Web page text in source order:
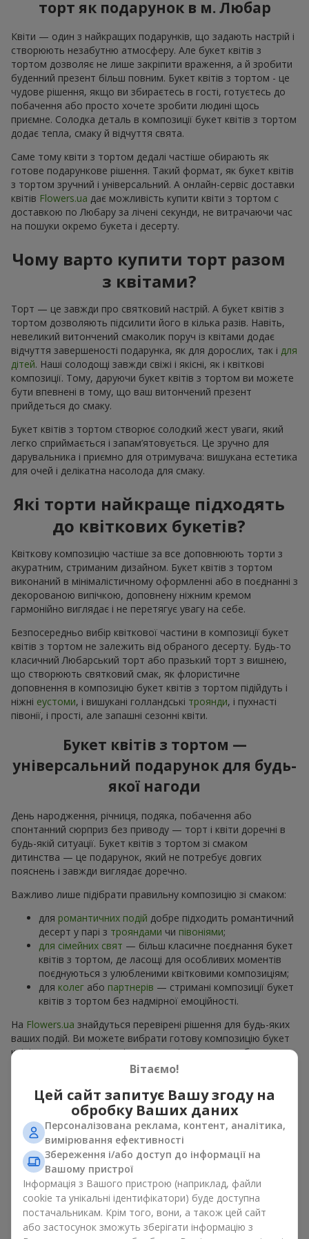
торт як подарунок в м. Любар
Квіти — один з найкращих подарунків, що задають настрій і
створюють незабутню атмосферу. Але букет квітів з
тортом дозволяє не лише закріпити враження, а й зробити
буденний презент більш повним. Букет квітів з тортом - це
чудове рішення, якщо ви збираєтесь в гості, готуєтесь до
побачення або просто хочете зробити людині щось
приємне. Солодка деталь в композиції букет квітів з тортом
додає тепла, смаку й відчуття свята.
Саме тому квіти з тортом дедалі частіше обирають як
готове подарункове рішення. Такий формат, як букет квітів
з тортом зручний і універсальний. А онлайн-сервіс доставки
квітів Flowers.ua дає можливість купити квіти з тортом с
доставкою по Любару за лічені секунди, не витрачаючи час
на пошуки окремо букета і десерту.
Чому варто купити торт разом
з квітами?
Торт — це завжди про святковий настрій. А букет квітів з
тортом дозволяють підсилити його в кілька разів. Навіть,
невеликий витончений смаколик поруч із квітами додає
відчуття завершеності подарунка, як для дорослих, так і для
дітей. Наші солодощі завжди свіжі і якісні, як і квіткові
композиції. Тому, даруючи букет квітів з тортом ви можете
бути впевнені в тому, що ваш витончений презент
прийдеться до смаку.
Букет квітів з тортом створює солодкий жест уваги, який
легко сприймається і запам’ятовується. Це зручно для
дарувальника і приємно для отримувача: вишукана естетика
для очей і делікатна насолода для смаку.
Які торти найкраще підходять
до квіткових букетів?
Квіткову композицію частіше за все доповнюють торти з
акуратним, стриманим дизайном. Букет квітів з тортом
виконаний в мінімалістичному оформленні або в поєднанні з
декорованою випічкою, доповнену ніжним кремом
гармонійно виглядає і не перетягує увагу на себе.
Безпосередньо вибір квіткової частини в композиції букет
квітів з тортом не залежить від обраного десерту. Будь-то
класичний Любарський торт або празький торт з вишнею,
що створюють святковий смак, як флористичне
доповнення в композицію букет квітів з тортом підійдуть і
ніжні еустоми, і вишукані голландські троянди, і пухнасті
півонії, і прості, але запашні сезонні квіти.
Букет квітів з тортом —
універсальний подарунок для будь-
якої нагоди
День народження, річниця, подяка, побачення або
спонтанний сюрприз без приводу — торт і квіти доречні в
будь-якій ситуації. Букет квітів з тортом зі смаком
дитинства — це подарунок, який не потребує довгих
пояснень і завжди виглядає доречно.
Важливо лише підібрати правильну композицію зі смаком:
для романтичних подій добре підходить романтичний
десерт у парі з трояндами чи півоніями;
для сімейних свят — більш класичне поєднання букет
квітів з тортом, де ласощі для особливих моментів
поєднуються з улюбленими квітковими композиціям;
для колег або партнерів — стримані композиції букет
квітів з тортом без надмірної емоційності.
На Flowers.ua знайдуться перевірені рішення для будь-яких
ваших подій. Ви можете вибрати готову композицію букет
квітів з тортом з відповідного розділу каталогу або
замовити окремо солодкий дарунок і вподобані квіти.
Торти з живими квітами —
краса та смак в одному
подарунку
Торти з живими квітами – це сучасне поєднання
флористики та гастрономічної естетики. Ексклюзивний
десерт в поєднанні звишуканим букетомвиглядає ефектно,
стильно й підкреслює особливість події, якдень
Вітаємо!
Цей сайт запитує Вашу згоду на
обробку Ваших даних
Персоналізована реклама, контент, аналітика,
вимірювання ефективності
Збереження і/або доступ до інформації на
Вашому пристрої
Інформація з Вашого пристрою (наприклад, файли
cookie та унікальні ідентифікатори) буде доступна
постачальникам. Крім того, вони, а також цей сайт
або застосунок зможуть зберігати інформацію з